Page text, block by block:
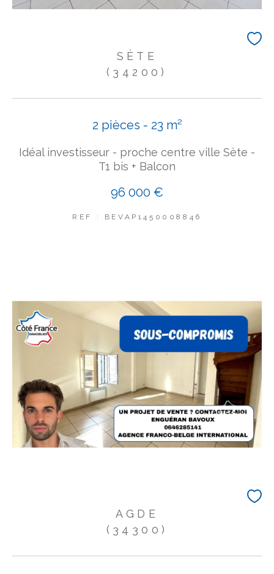
SÈTE
(34200)
2 pièces - 23 m²
Idéal investisseur - proche centre ville Sète -
T1 bis + Balcon
96 000 €
REF : BEVAP1450008846
AGDE
(34300)